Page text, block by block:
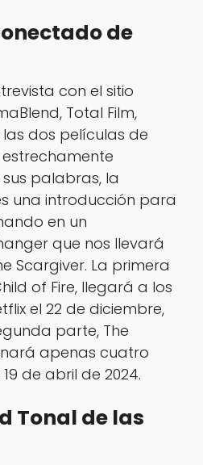
de
con el sitio
Total Film,
dos películas de
palabras, la
una introducción para
en un
que nos llevará
Scargiver. La primera
of Fire, llegará a los
el 22 de diciembre,
parte, The
apenas cuatro
de abril de 2024.
Tonal de las